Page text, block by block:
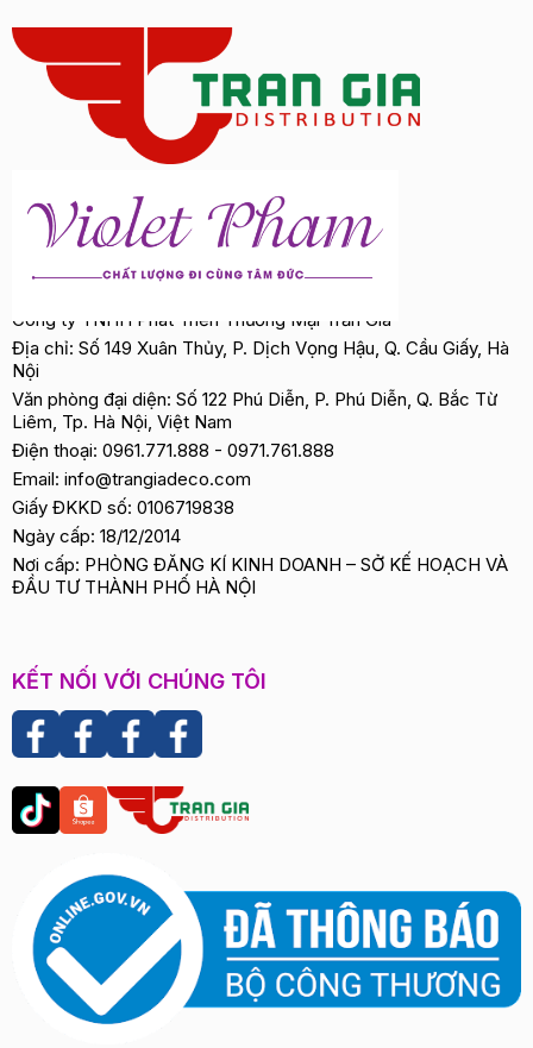
Công ty TNHH Phát Triển Thương Mại Trần Gia
Địa chỉ: Số 149 Xuân Thủy, P. Dịch Vọng Hậu, Q. Cầu Giấy, Hà
Nội
Văn phòng đại diện: Số 122 Phú Diễn, P. Phú Diễn, Q. Bắc Từ
Liêm, Tp. Hà Nội, Việt Nam
Điện thoại: 0961.771.888 - 0971.761.888
Email: info@trangiadeco.com
Giấy ĐKKD số: 0106719838
Ngày cấp: 18/12/2014
Nơi cấp: PHÒNG ĐĂNG KÍ KINH DOANH – SỞ KẾ HOẠCH VÀ
ĐẦU TƯ THÀNH PHỐ HÀ NỘI
KẾT NỐI VỚI CHÚNG TÔI